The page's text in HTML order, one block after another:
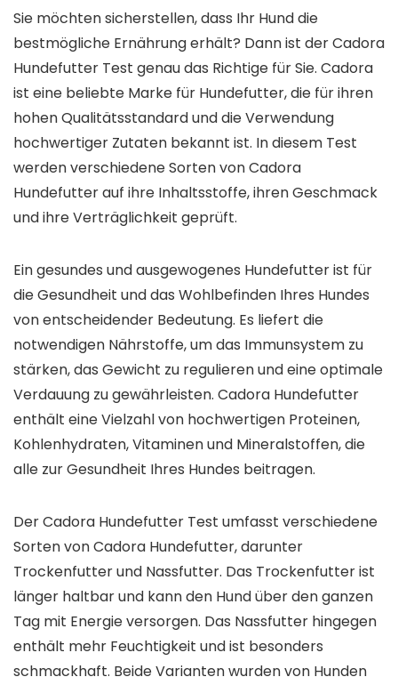
Sie möchten sicherstellen, dass Ihr Hund die
bestmögliche Ernährung erhält? Dann ist der Cadora
Hundefutter Test genau das Richtige für Sie. Cadora
ist eine beliebte Marke für Hundefutter, die für ihren
hohen Qualitätsstandard und die Verwendung
hochwertiger Zutaten bekannt ist. In diesem Test
werden verschiedene Sorten von Cadora
Hundefutter auf ihre Inhaltsstoffe, ihren Geschmack
und ihre Verträglichkeit geprüft.
Ein gesundes und ausgewogenes Hundefutter ist für
die Gesundheit und das Wohlbefinden Ihres Hundes
von entscheidender Bedeutung. Es liefert die
notwendigen Nährstoffe, um das Immunsystem zu
stärken, das Gewicht zu regulieren und eine optimale
Verdauung zu gewährleisten. Cadora Hundefutter
enthält eine Vielzahl von hochwertigen Proteinen,
Kohlenhydraten, Vitaminen und Mineralstoffen, die
alle zur Gesundheit Ihres Hundes beitragen.
Der Cadora Hundefutter Test umfasst verschiedene
Sorten von Cadora Hundefutter, darunter
Trockenfutter und Nassfutter. Das Trockenfutter ist
länger haltbar und kann den Hund über den ganzen
Tag mit Energie versorgen. Das Nassfutter hingegen
enthält mehr Feuchtigkeit und ist besonders
schmackhaft. Beide Varianten wurden von Hunden